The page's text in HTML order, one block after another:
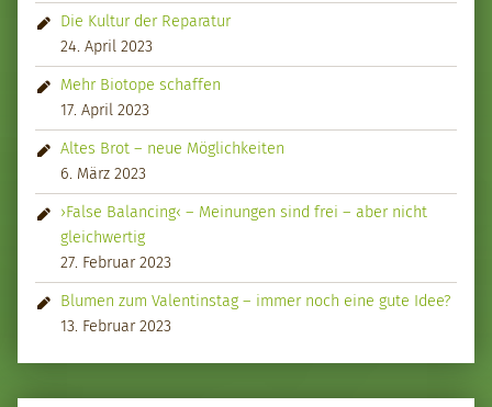
Die Kultur der Reparatur
24. April 2023
Mehr Biotope schaffen
17. April 2023
Altes Brot – neue Möglichkeiten
6. März 2023
›False Balancing‹ – Meinungen sind frei – aber nicht
gleichwertig
27. Februar 2023
Blumen zum Valentinstag – immer noch eine gute Idee?
13. Februar 2023